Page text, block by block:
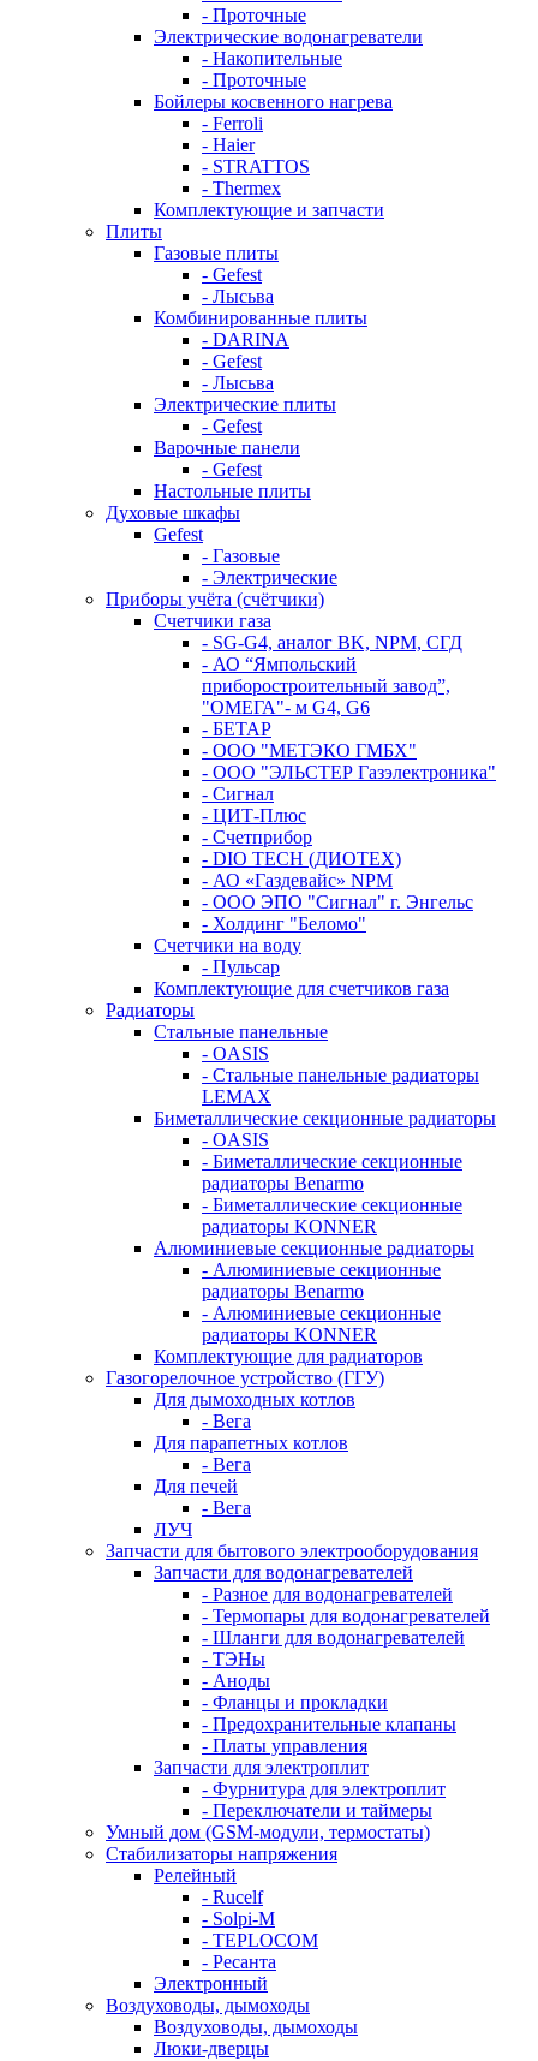
- Проточные
Электрические водонагреватели
- Накопительные
- Проточные
Бойлеры косвенного нагрева
- Ferroli
- Haier
- STRATTOS
- Thermex
Комплектующие и запчасти
Плиты
Газовые плиты
- Gefest
- Лысьва
Комбинированные плиты
- DARINA
- Gefest
- Лысьва
Электрические плиты
- Gefest
Варочные панели
- Gefest
Настольные плиты
Духовые шкафы
Gefest
- Газовые
- Электрические
Приборы учёта (счётчики)
Счетчики газа
- SG-G4, аналог BK, NPM, СГД
- АО “Ямпольский
приборостроительный завод”,
"ОМЕГА"- м G4, G6
- БЕТАР
- ООО "МЕТЭКО ГМБХ"
- ООО "ЭЛЬСТЕР Газэлектроника"
- Сигнал
- ЦИТ-Плюс
- Счетприбор
- DIO TECH (ДИОТЕХ)
- АО «Газдевайс» NPM
- ООО ЭПО "Сигнал" г. Энгельс
- Холдинг "Беломо"
Счетчики на воду
- Пульсар
Комплектующие для счетчиков газа
Радиаторы
Стальные панельные
- OASIS
- Стальные панельные радиаторы
LEMAX
Биметаллические секционные радиаторы
- OASIS
- Биметаллические секционные
радиаторы Benarmo
- Биметаллические секционные
радиаторы KONNER
Алюминиевые секционные радиаторы
- Алюминиевые секционные
радиаторы Benarmo
- Алюминиевые секционные
радиаторы KONNER
Комплектующие для радиаторов
Газогорелочное устройство (ГГУ)
Для дымоходных котлов
- Вега
Для парапетных котлов
- Вега
Для печей
- Вега
ЛУЧ
Запчасти для бытового электрооборудования
Запчасти для водонагревателей
- Разное для водонагревателей
- Термопары для водонагревателей
- Шланги для водонагревателей
- ТЭНы
- Аноды
- Фланцы и прокладки
- Предохранительные клапаны
- Платы управления
Запчасти для электроплит
- Фурнитура для электроплит
- Переключатели и таймеры
Умный дом (GSM-модули, термостаты)
Cтабилизаторы напряжения
Релейный
- Rucelf
- Solpi-M
- TEPLOCOM
- Ресанта
Электронный
Воздуховоды, дымоходы
Воздуховоды, дымоходы
Люки-дверцы